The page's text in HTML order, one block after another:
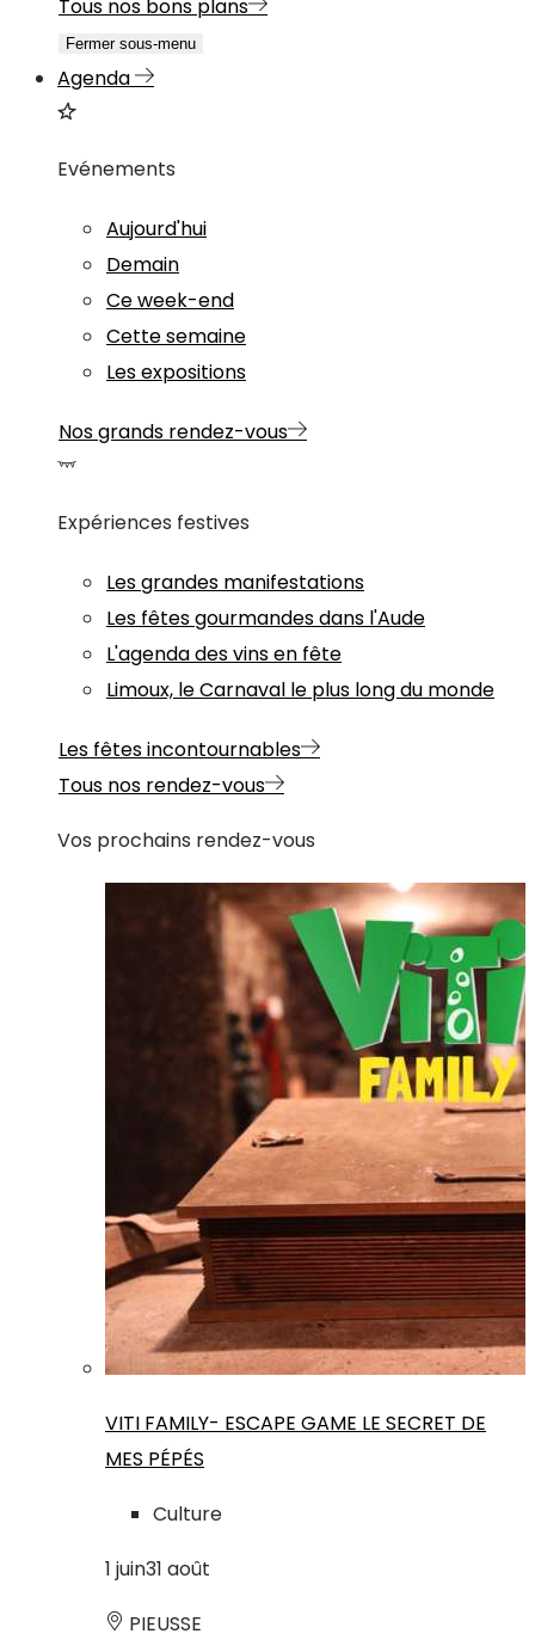
Tous nos bons plans
Fermer sous-menu
Agenda
Evénements
Aujourd'hui
Demain
Ce week-end
Cette semaine
Les expositions
Nos grands rendez-vous
Expériences festives
Les grandes manifestations
Les fêtes gourmandes dans l'Aude
L'agenda des vins en fête
Limoux, le Carnaval le plus long du monde
Les fêtes incontournables
Tous nos rendez-vous
Vos prochains rendez-vous
VITI FAMILY- ESCAPE GAME LE SECRET DE
MES PÉPÉS
Culture
1 juin31 août
PIEUSSE